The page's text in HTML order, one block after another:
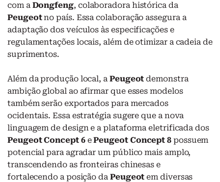
com a Dongfeng, colaboradora histórica da
Peugeotno país. Essa colaboração assegura a
adaptação dos veículos às especificações e
regulamentações locais, além de otimizar a cadeia de
suprimentos.
Além da produção local, a Peugeot demonstra
ambição global ao afirmar que esses modelos
também serão exportados para mercados
ocidentais. Essa estratégia sugere que a nova
linguagem de design e a plataforma eletrificada dos
Peugeot Concept 6ePeugeot Concept 8 possuem
potencial para agradar um público mais amplo,
transcendendo as fronteiras chinesas e
fortalecendo a posição da Peugeot em diversas